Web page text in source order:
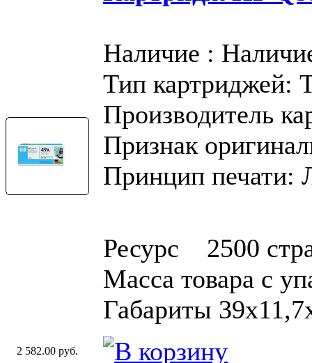
Наличие :
Тип картриджей:
Производитель
Признак
Принцип печати:
Ресурс 2500
Масса товара с
Габариты
2 582.00 руб.